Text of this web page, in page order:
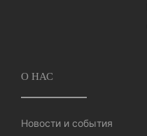
О НАС
Новости и события